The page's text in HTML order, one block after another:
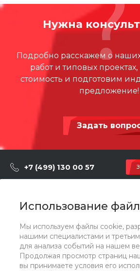
Использование
Мы используем файлы cookie,
нашими специалистами и
для анализа событий на нашем
Продолжая просмотр страниц
вы принимаете условия его
Нужна
Подробно расскажем о наших
работ и типовых
стоимость и подготовим
предложение!
Задать
+7 (499) 130 00 57
г. Москва, Марксистская 3 стр.2
О компании
Каталог